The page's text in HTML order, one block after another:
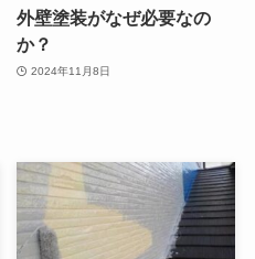
外壁塗装がなぜ必要なの
か？
2024年11月8日